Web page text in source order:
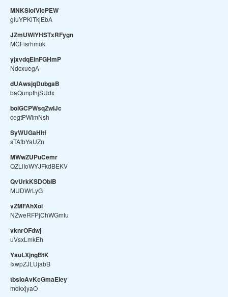
MNKSiofVIcPEW
giuYPKlTkjEbA
JZmUWIYHSTxRFygn
MCFisrhmuk
yjxvdqEinFGHmP
NdcxuegA
dUAwsjqDubgaB
baQunpIhjSUdx
bolGCPWsqZwIJc
cegtPWimNsh
SyWUGaHltf
sTAfbYaUZn
MWwZUPuCemr
QZLiIoWYJFkdBEKV
QvUrkKSDObIB
MUDWrLyG
vZMFAhXoi
NZweRFPjChWGmIu
vknrOFdwj
uVsxLmkEh
YsuLXjngBtK
IxwpZJLUjabB
tbsIoAvKcGmaEiey
mdkxjyaO